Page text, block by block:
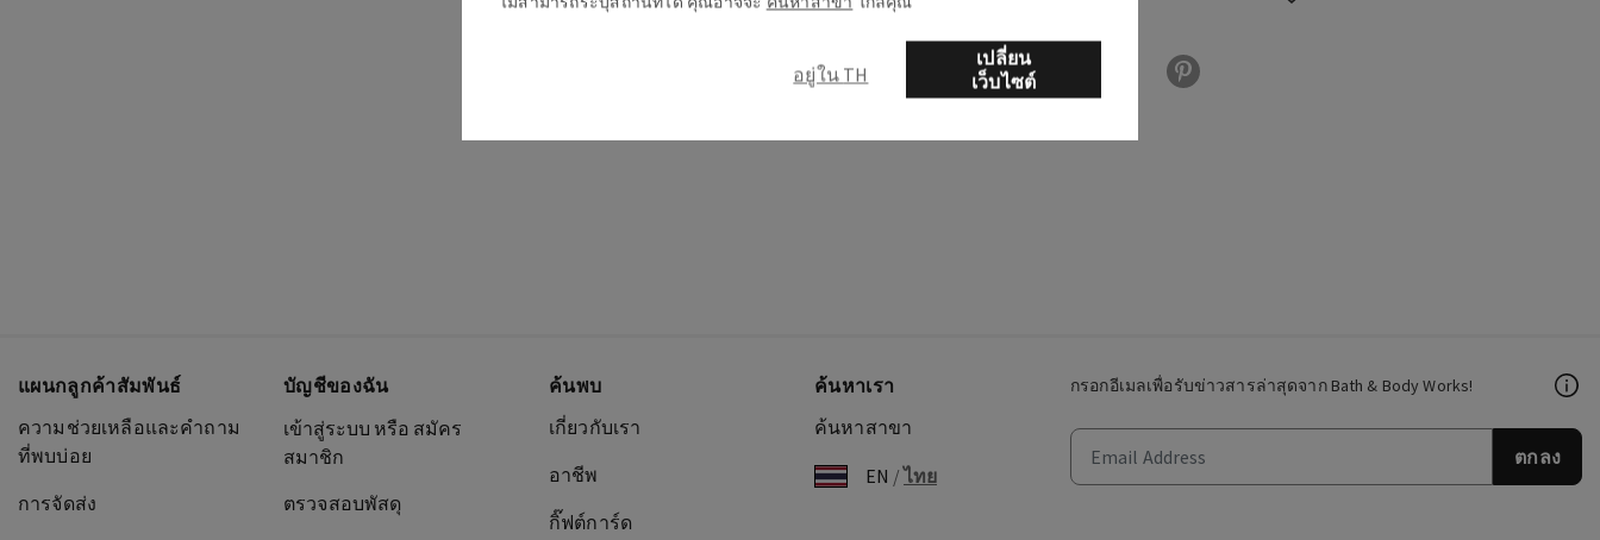
กรอกอีเมลเพื่อรับข่าวสารล่าสุดจาก Bath & Body Works!
ตกลง
แผนกลูกค้าสัมพันธ์
ความช่วยเหลือและคำถาม
ที่พบบ่อย
การจัดส่ง
บัญชีของฉัน
เข้าสู่ระบบ หรือ สมัคร
สมาชิก
ตรวจสอบพัสดุ
ค้นพบ
เกี่ยวกับเรา
อาชีพ
กิ๊ฟต์การ์ด
ค้นหาเรา
ค้นหาสาขา
EN /ไทย
อยู่ใน TH
เปลี่ยน
เว็บไซต์